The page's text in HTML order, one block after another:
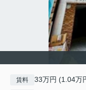
賃料 33万円 (1.04